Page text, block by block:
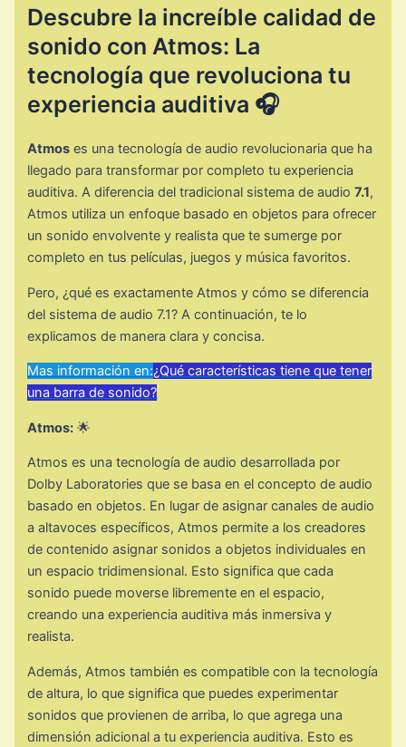
Descubre la increíble calidad de
sonido con Atmos: La
tecnología que revoluciona tu
experiencia auditiva 🎧
Atmos es una tecnología de audio revolucionaria que ha
llegado para transformar por completo tu experiencia
auditiva. A diferencia del tradicional sistema de audio7.1,
Atmos utiliza un enfoque basado en objetos para ofrecer
un sonido envolvente y realista que te sumerge por
completo en tus películas, juegos y música favoritos.
Pero, ¿qué es exactamente Atmos y cómo se diferencia
del sistema de audio 7.1? A continuación, te lo
explicamos de manera clara y concisa.
Mas información en:¿Qué características tiene que tener
una barra de sonido?
Atmos: 🌟
Atmos es una tecnología de audio desarrollada por
Dolby Laboratories que se basa en el concepto de audio
basado en objetos. En lugar de asignar canales de audio
a altavoces específicos, Atmos permite a los creadores
de contenido asignar sonidos a objetos individuales en
un espacio tridimensional. Esto significa que cada
sonido puede moverse libremente en el espacio,
creando una experiencia auditiva más inmersiva y
realista.
Además, Atmos también es compatible con la tecnología
de altura, lo que significa que puedes experimentar
sonidos que provienen de arriba, lo que agrega una
dimensión adicional a tu experiencia auditiva. Esto es